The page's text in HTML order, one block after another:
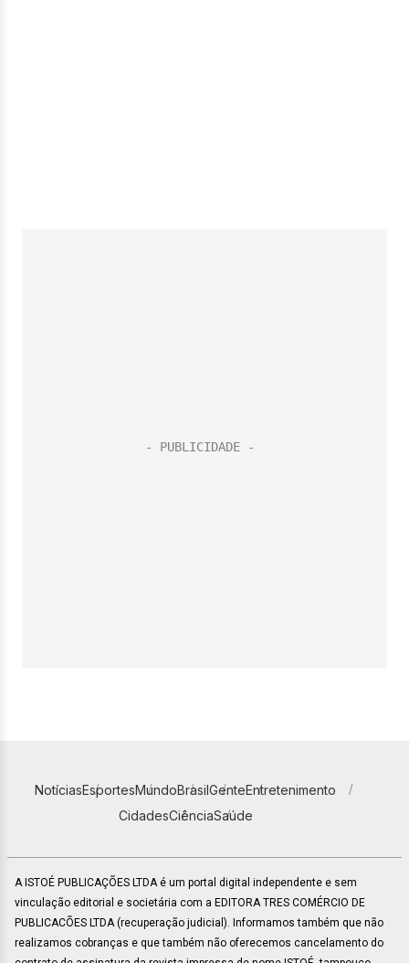
NotíciasEsportesMundoBrasilGenteEntretenimento
CidadesCiênciaSaúde
A ISTOÉ PUBLICAÇÕES LTDA é um portal digital independente e sem
vinculação editorial e societária com a EDITORA TRES COMÉRCIO DE
PUBLICACÕES LTDA (recuperação judicial). Informamos também que não
realizamos cobranças e que também não oferecemos cancelamento do